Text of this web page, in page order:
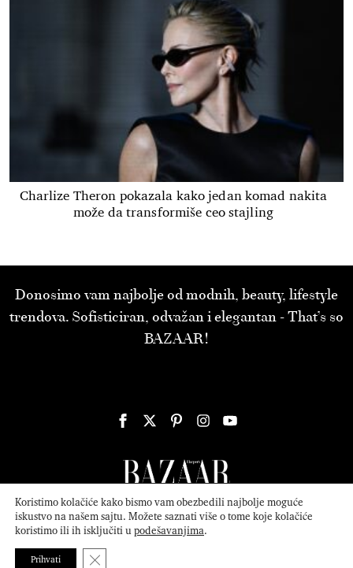
Charlize Theron pokazala kako jedan komad nakita
može da transformiše ceo stajling
Donosimo vam najbolje od modnih, beauty, lifestyle
trendova. Sofisticiran, odvažan i elegantan - That’s so
BAZAAR!
© 2026ATTICA MEDIASerbia, Inc. All Rights Reserved.
Koristimo kolačiće kako bismo vam obezbedili najbolje moguće
iskustvo na našem sajtu. Možete saznati više o tome koje kolačiće
koristimo ili ih isključiti upodešavanjima.
Prihvati Close GDPR Cookie Banner